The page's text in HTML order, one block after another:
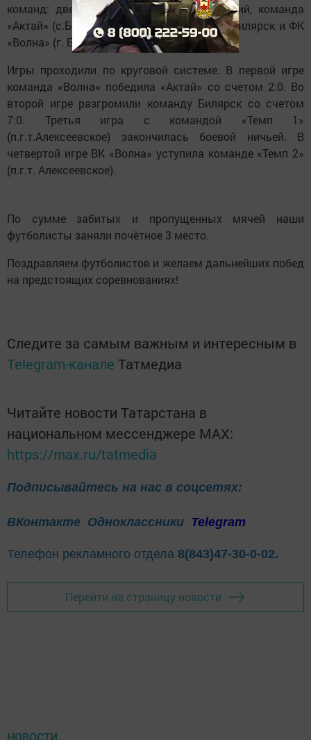
команд: две команды хозяев соревнований, команда
«Актай» (с.Базарные Матаки), команда с. Билярск и ФК
«Волна» (г. Болгар).
Игры проходили по круговой системе. В первой игре
команда «Волна» победила «Актай» со счетом 2:0. Во
второй игре разгромили команду Билярск со счетом
7:0. Третья игра с командой «Темп 1»
(п.г.т.Алексеевское) закончилась боевой ничьей. В
четвертой игре ВК «Волна» уступила команде «Темп 2»
(п.г.т. Алексеевское).
По сумме забитых и пропущенных мячей наши
футболисты заняли почётное 3 место.
Поздравляем футболистов и желаем дальнейших побед
на предстоящих соревнованиях!
Следите за самым важным и интересным в
Telegram-канале Татмедиа
Читайте новости Татарстана в
национальном мессенджере MАХ:
https://max.ru/tatmedia
Подписывайтесь на нас в соцсетях:
ВКонтакте Одноклассники Telegram
Телефон рекламного отдела 8(843)47-30-0-02.
Перейти на страницу новости
НОВОСТИ